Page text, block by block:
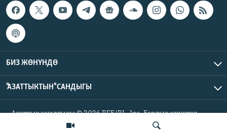
БИЗ ЖӨНҮНДӨ
"АЗАТТЫКТЫН" САНДЫГЫ
Азаттык үналгысы © 2026 RFE/RL, Inc. Бардык укуктар